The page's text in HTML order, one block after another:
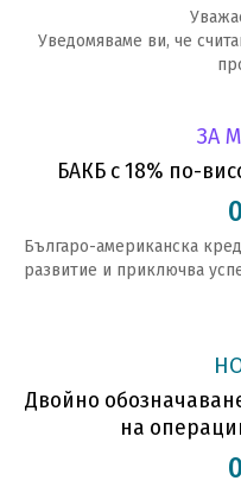
Уведомяваме ви, че
ЗА
БАКБ с 18% по-
Българо-американска
развитие и приключва
Двойно
на